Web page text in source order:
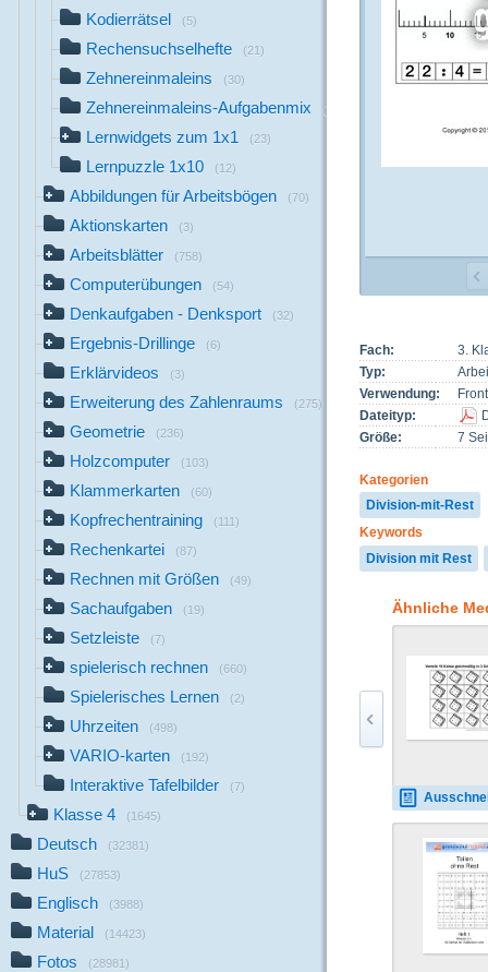
Kodierrätsel (5)
Rechensuchselhefte (21)
Zehnereinmaleins (30)
Zehnereinmaleins-Aufgabenmix (23)
Lernwidgets zum 1x1 (23)
Lernpuzzle 1x10 (12)
Abbildungen für Arbeitsbögen (70)
Aktionskarten (3)
Arbeitsblätter (758)
Computerübungen (54)
Denkaufgaben - Denksport (32)
Ergebnis-Drillinge (6)
Erklärvideos (3)
Erweiterung des Zahlenraums (275)
Geometrie (236)
Holzcomputer (103)
Klammerkarten (60)
Kopfrechentraining (111)
Rechenkartei (87)
Rechnen mit Größen (49)
Sachaufgaben (19)
Setzleiste (7)
spielerisch rechnen (660)
Spielerisches Lernen (2)
Uhrzeiten (498)
VARIO-karten (192)
Interaktive Tafelbilder (7)
Klasse 4 (1645)
Deutsch (32381)
HuS (27853)
Englisch (3988)
Material (14423)
Fotos (28981)
Fach:
3.
Typ:
Verwendung:
Dateityp:
Größe:
7
Kategorien
Division-mit-Rest
Keywords
Division mit Rest
Ähnliche
Ausschneidebogen-Division-